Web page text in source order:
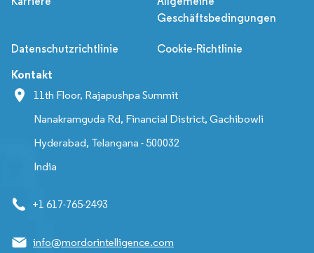
Geschäftsbedingungen
Datenschutzrichtlinie Cookie-Richtlinie
Kontakt
11th Floor, Rajapushpa Summit
Nanakramguda Rd, Financial District, Gachibowli
Hyderabad, Telangana - 500032
India
+1 617-765-2493
info@mordorintelligence.com